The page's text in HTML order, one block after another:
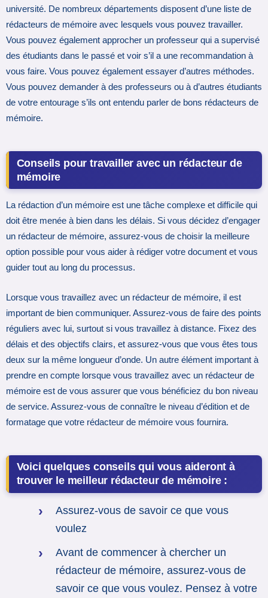
université. De nombreux départements disposent d’une liste de
rédacteurs de mémoire avec lesquels vous pouvez travailler.
Vous pouvez également approcher un professeur qui a supervisé
des étudiants dans le passé et voir s’il a une recommandation à
vous faire. Vous pouvez également essayer d’autres méthodes.
Vous pouvez demander à des professeurs ou à d’autres étudiants
de votre entourage s’ils ont entendu parler de bons rédacteurs de
mémoire.
Conseils pour travailler avec un rédacteur de
mémoire
La rédaction d’un mémoire est une tâche complexe et difficile qui
doit être menée à bien dans les délais. Si vous décidez d’engager
un rédacteur de mémoire, assurez-vous de choisir la meilleure
option possible pour vous aider à rédiger votre document et vous
guider tout au long du processus.
Lorsque vous travaillez avec un rédacteur de mémoire, il est
important de bien communiquer. Assurez-vous de faire des points
réguliers avec lui, surtout si vous travaillez à distance. Fixez des
délais et des objectifs clairs, et assurez-vous que vous êtes tous
deux sur la même longueur d’onde. Un autre élément important à
prendre en compte lorsque vous travaillez avec un rédacteur de
mémoire est de vous assurer que vous bénéficiez du bon niveau
de service. Assurez-vous de connaître le niveau d’édition et de
formatage que votre rédacteur de mémoire vous fournira.
Voici quelques conseils qui vous aideront à
trouver le meilleur rédacteur de mémoire :
Assurez-vous de savoir ce que vous
voulez
Avant de commencer à chercher un
rédacteur de mémoire, assurez-vous de
savoir ce que vous voulez. Pensez à votre